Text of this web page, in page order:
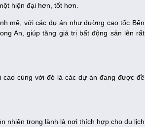
hiện đại hơn, tốt hơn.
mẽ, với các dự án như đường cao tốc Bến
An, giúp tăng giá trị bất động sản lên rất
cùng với đó là các dự án đang được đề
nhiên trong lành là nơi thích hợp cho du lịch